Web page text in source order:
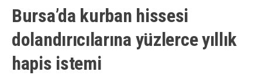
Bursa’da kurban hissesi
dolandırıcılarına yüzlerce yıllık
hapis istemi